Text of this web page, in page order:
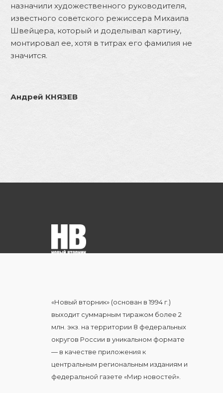
назначили художественного руководителя,
известного советского режиссера Михаила
Швейцера, который и доделывал картину,
монтировал ее, хотя в титрах его фамилия не
значится.
Андрей КНЯЗЕВ
«Новый вторник» (основан в 1994 г.)
выходит суммарным тиражом более 2
млн. экз. на территории 8 федеральных
округов России в уникальном формате
— в качестве приложения к
центральным региональным изданиям и
федеральной газете «Мир новостей».